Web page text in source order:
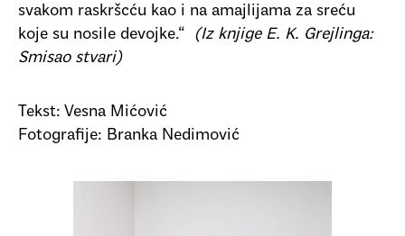
svakom raskršcću kao i na amajlijama za sreću
koje su nosile devojke.“ (Iz knjige E. K. Grejlinga:
Smisao stvari)
Tekst: Vesna Mićović
Fotografije: Branka Nedimović